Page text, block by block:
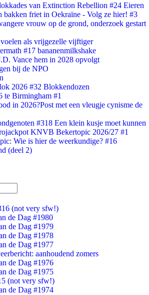
van Extinction Rebellion #24 Eieren
bakken friet in Oekraïne - Volg ze hier! #3
vrouw op de grond, onderzoek gestart
als vrijgezelle vijftiger
#17 bananenmilkshake
Vance hem in 2028 opvolgt
bij de NPO
2026 #32 Blokkendozen
te Birmingham #1
in 2026?Post met een vleugje cynisme de
#318 Een klein kusje moet kunnen
KNVB Bekertopic 2026/27 #1
Wie is hier de weerkundige? #16
(deel 2)
(not very sfw!)
de Dag #1980
de Dag #1979
de Dag #1978
de Dag #1977
aanhoudend zomers
de Dag #1976
de Dag #1975
(not very sfw!)
de Dag #1974